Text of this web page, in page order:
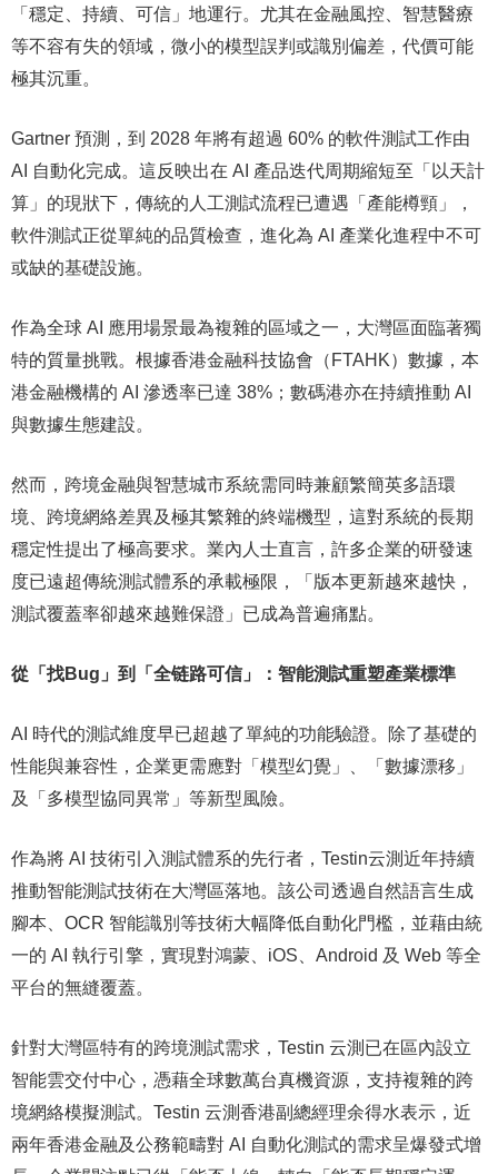
「穩定、持續、可信」地運行。尤其在金融風控、智慧醫療
等不容有失的領域，微小的模型誤判或識別偏差，代價可能
極其沉重。
Gartner 預測，到 2028 年將有超過 60% 的軟件測試工作由
AI 自動化完成。這反映出在 AI 產品迭代周期縮短至「以天計
算」的現狀下，傳統的人工測試流程已遭遇「產能樽頸」，
軟件測試正從單純的品質檢查，進化為 AI 產業化進程中不可
或缺的基礎設施。
作為全球 AI 應用場景最為複雜的區域之一，大灣區面臨著獨
特的質量挑戰。根據香港金融科技協會（FTAHK）數據，本
港金融機構的 AI 滲透率已達 38%；數碼港亦在持續推動 AI
與數據生態建設。
然而，跨境金融與智慧城市系統需同時兼顧繁簡英多語環
境、跨境網絡差異及極其繁雜的終端機型，這對系統的長期
穩定性提出了極高要求。業內人士直言，許多企業的研發速
度已遠超傳統測試體系的承載極限，「版本更新越來越快，
測試覆蓋率卻越來越難保證」已成為普遍痛點。
從「找Bug 」到「全链路可信」：智能測試重塑產業標準
AI 時代的測試維度早已超越了單純的功能驗證。除了基礎的
性能與兼容性，企業更需應對「模型幻覺」、「數據漂移」
及「多模型協同異常」等新型風險。
作為將 AI 技術引入測試體系的先行者，Testin云測近年持續
推動智能測試技術在大灣區落地。該公司透過自然語言生成
腳本、OCR 智能識別等技術大幅降低自動化門檻，並藉由統
一的 AI 執行引擎，實現對鴻蒙、iOS、Android 及 Web 等全
平台的無縫覆蓋。
針對大灣區特有的跨境測試需求，Testin 云測已在區內設立
智能雲交付中心，憑藉全球數萬台真機資源，支持複雜的跨
境網絡模擬測試。Testin 云測香港副總經理余得水表示，近
兩年香港金融及公務範疇對 AI 自動化測試的需求呈爆發式增